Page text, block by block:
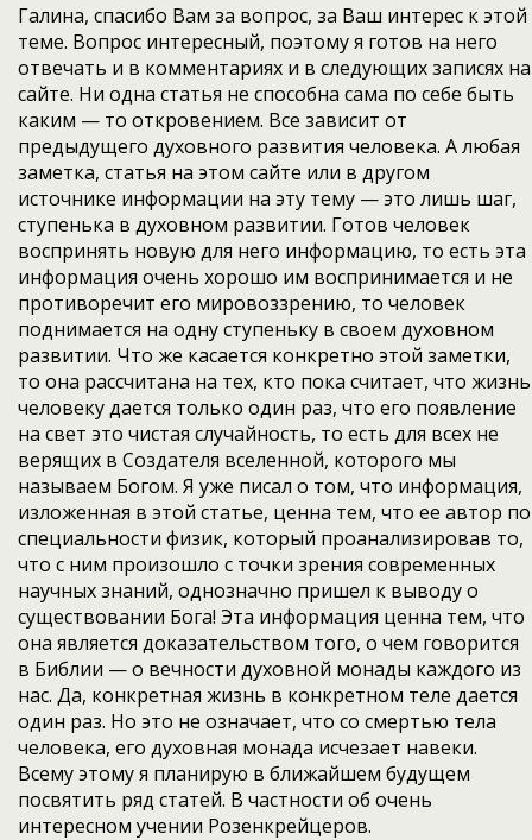
Галина, спасибо Вам за вопрос, за Ваш интерес к этой
теме. Вопрос интересный, поэтому я готов на него
отвечать и в комментариях и в следующих записях на
сайте. Ни одна статья не способна сама по себе быть
каким — то откровением. Все зависит от
предыдущего духовного развития человека. А любая
заметка, статья на этом сайте или в другом
источнике информации на эту тему — это лишь шаг,
ступенька в духовном развитии. Готов человек
воспринять новую для него информацию, то есть эта
информация очень хорошо им воспринимается и не
противоречит его мировоззрению, то человек
поднимается на одну ступеньку в своем духовном
развитии. Что же касается конкретно этой заметки,
то она рассчитана на тех, кто пока считает, что жизнь
человеку дается только один раз, что его появление
на свет это чистая случайность, то есть для всех не
верящих в Создателя вселенной, которого мы
называем Богом. Я уже писал о том, что информация,
изложенная в этой статье, ценна тем, что ее автор по
специальности физик, который проанализировав то,
что с ним произошло с точки зрения современных
научных знаний, однозначно пришел к выводу о
существовании Бога! Эта информация ценна тем, что
она является доказательством того, о чем говорится
в Библии — о вечности духовной монады каждого из
нас. Да, конкретная жизнь в конкретном теле дается
один раз. Но это не означает, что со смертью тела
человека, его духовная монада исчезает навеки.
Всему этому я планирую в ближайшем будущем
посвятить ряд статей. В частности об очень
интересном учении Розенкрейцеров.